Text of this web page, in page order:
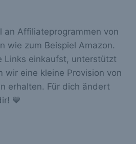
an Affiliateprogrammen von
wie zum Beispiel Amazon.
Links einkaufst, unterstützt
wir eine kleine Provision von
erhalten. Für dich ändert
💙